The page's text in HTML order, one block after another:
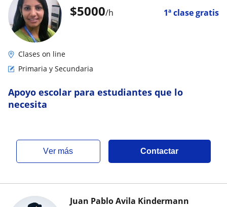
$5000/h 1ª clase gratis
Clases on line
Primaria y Secundaria
Apoyo escolar para estudiantes que lo
necesita
ver más Contactar
Juan Pablo Avila Kindermann